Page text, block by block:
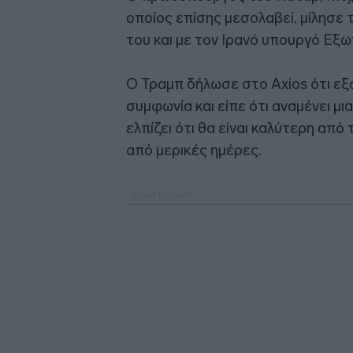
οποίος επίσης μεσολαβεί,
του και με τον Ιρανό υπουργό
Ο Τραμπ δήλωσε στο Axios ότι
συμφωνία και είπε ότι αναμένει
ελπίζει ότι θα είναι καλύτερη
από μερικές ημέρες.